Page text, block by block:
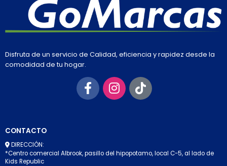
Disfruta de un servicio de Calidad, eficiencia y rapidez desde la
comodidad de tu hogar.
CONTACTO
DIRECCIÓN:
*Centro comercial Albrook, pasillo del hipopotamo, local C-5, al lado de
Kids Republic